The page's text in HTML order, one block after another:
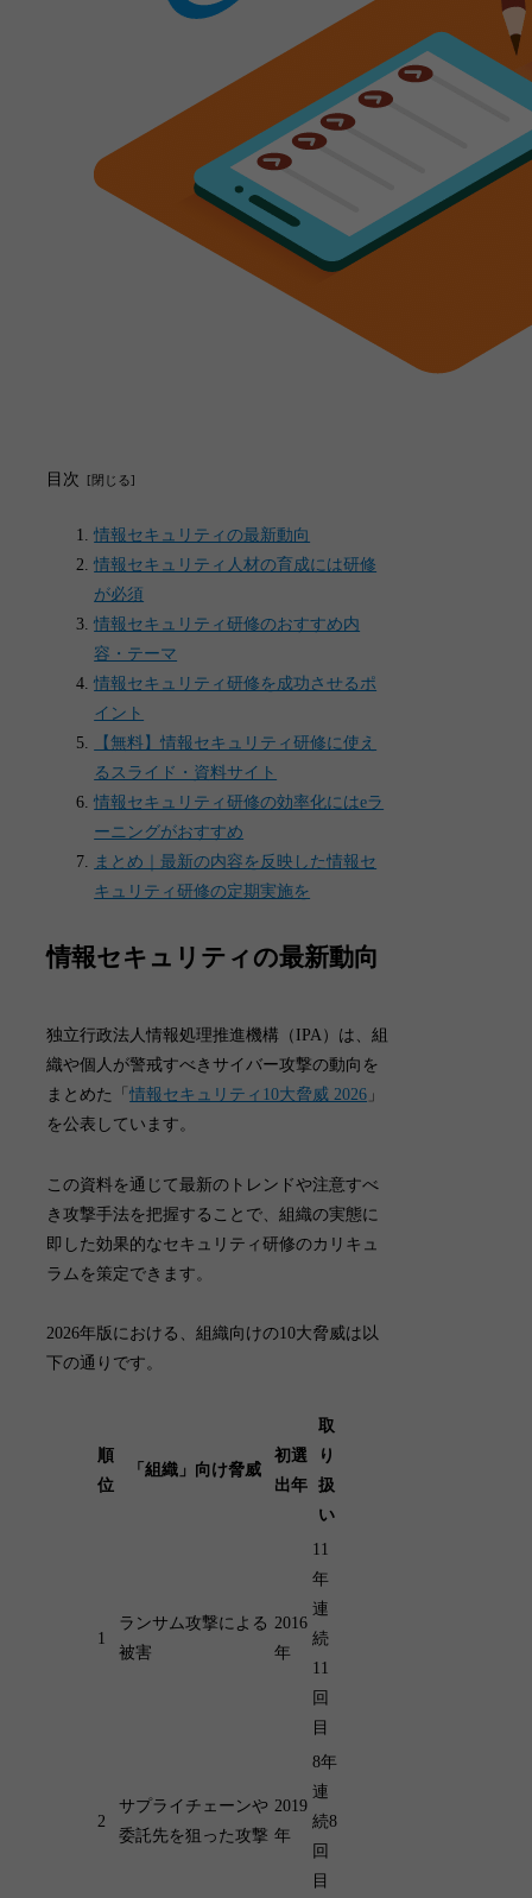
目次
情報セキュリティの最新動向
情報セキュリティ人材の育成には研修
が必須
情報セキュリティ研修のおすすめ内
容・テーマ
情報セキュリティ研修を成功させるポ
イント
【無料】情報セキュリティ研修に使え
るスライド・資料サイト
情報セキュリティ研修の効率化にはeラ
ーニングがおすすめ
まとめ｜最新の内容を反映した情報セ
キュリティ研修の定期実施を
情報セキュリティの最新動向
独立行政法人情報処理推進機構（IPA）は、組
織や個人が警戒すべきサイバー攻撃の動向を
まとめた「情報セキュリティ10大脅威 2026 」
を公表しています。
この資料を通じて最新のトレンドや注意すべ
き攻撃手法を把握することで、組織の実態に
即した効果的なセキュリティ研修のカリキュ
ラムを策定できます。
2026年版における、組織向けの10大脅威は以
下の通りです。
順
位
「組織」向け脅威
初選
出年
取
り
扱
い
1
ランサム攻撃による
被害
2016
年
11
年
連
続
11
回
目
2
サプライチェーンや
委託先を狙った攻撃
2019
年
8年
連
続8
回
目